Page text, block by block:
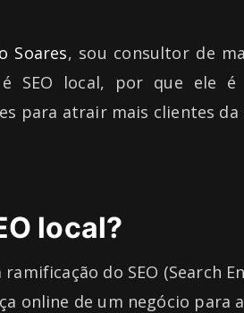
Soares, sou consultor de
SEO local, por que ele é
para atrair mais clientes da
local?
ramificação do SEO (Search
online de um negócio para